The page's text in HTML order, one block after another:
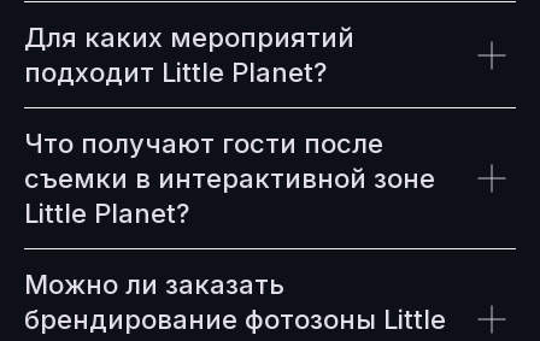
Для каких мероприятий
подходит Little Planet?
Что получают гости после
съемки в интерактивной зоне
Little Planet?
Можно ли заказать
брендирование фотозоны Little